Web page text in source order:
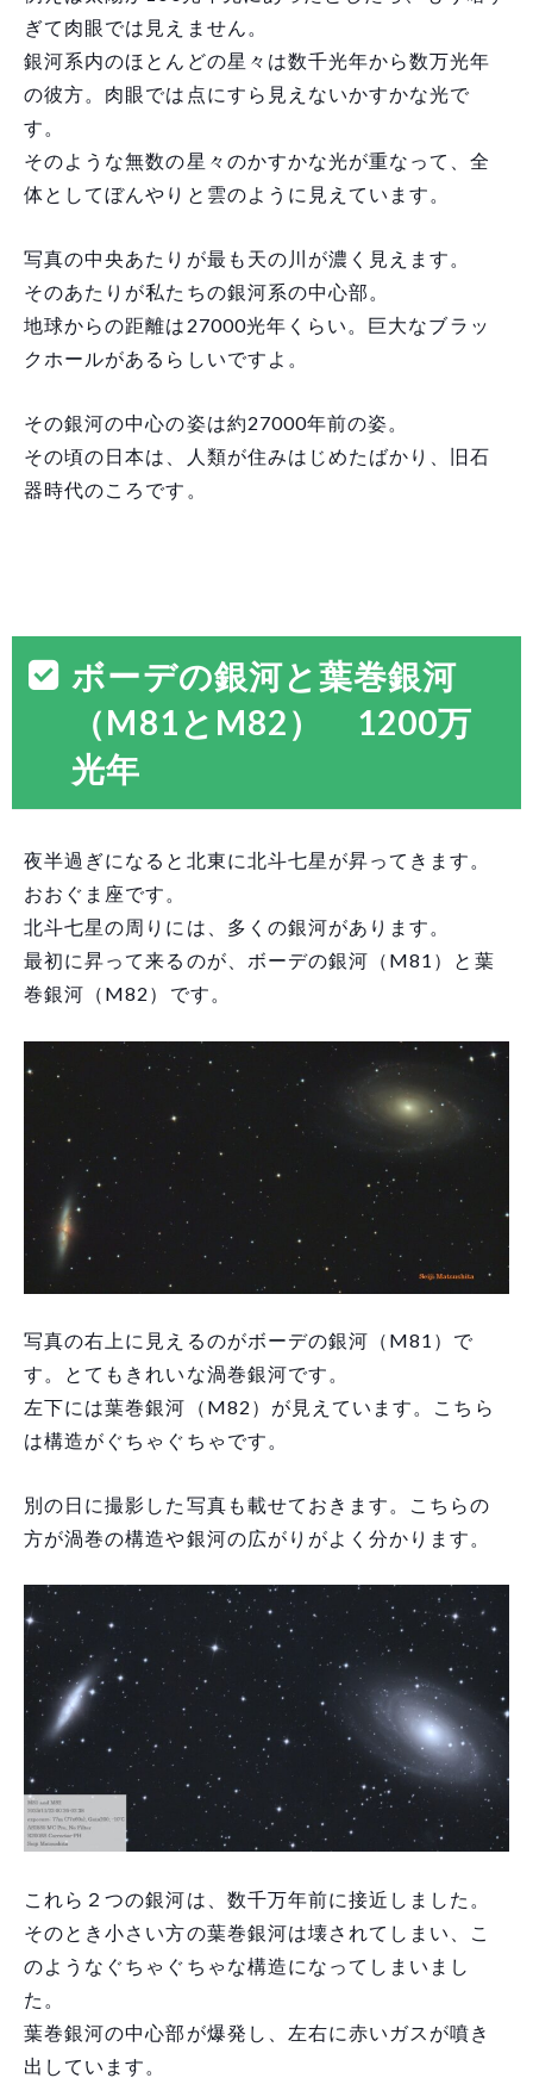
ぎて肉眼では見えません。
銀河系内のほとんどの星々は数千光年から数万光年
の彼方。肉眼では点にすら見えないかすかな光で
す。
そのような無数の星々のかすかな光が重なって、全
体としてぼんやりと雲のように見えています。
写真の中央あたりが最も天の川が濃く見えます。
そのあたりが私たちの銀河系の中心部。
地球からの距離は27000光年くらい。巨大なブラッ
クホールがあるらしいですよ。
その銀河の中心の姿は約27000年前の姿。
その頃の日本は、人類が住みはじめたばかり、旧石
器時代のころです。
ボーデの銀河と葉巻銀河
（M81とM82） 1200万
光年
夜半過ぎになると北東に北斗七星が昇ってきます。
おおぐま座です。
北斗七星の周りには、多くの銀河があります。
最初に昇って来るのが、ボーデの銀河（M81）と葉
巻銀河（M82）です。
写真の右上に見えるのがボーデの銀河（M81）で
す。とてもきれいな渦巻銀河です。
左下には葉巻銀河（M82）が見えています。こちら
は構造がぐちゃぐちゃです。
別の日に撮影した写真も載せておきます。こちらの
方が渦巻の構造や銀河の広がりがよく分かります。
これら２つの銀河は、数千万年前に接近しました。
そのとき小さい方の葉巻銀河は壊されてしまい、こ
のようなぐちゃぐちゃな構造になってしまいまし
た。
葉巻銀河の中心部が爆発し、左右に赤いガスが噴き
出しています。